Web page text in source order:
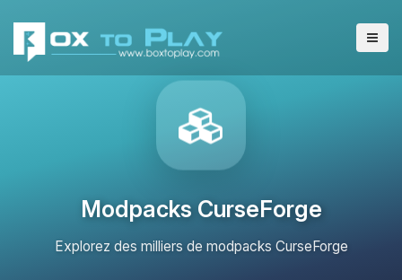
Modpacks CurseForge
Explorez des milliers de modpacks CurseForge